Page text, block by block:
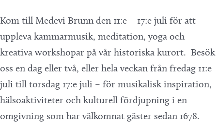
Kom till Medevi Brunn den 11:e – 17:e juli för att
uppleva kammarmusik, meditation, yoga och
kreativa workshopar på vår historiska kurort. Besök
oss en dag eller två, eller hela veckan från fredag 11:e
juli till torsdag 17:e juli – för musikalisk inspiration,
hälsoaktiviteter och kulturell fördjupning i en
omgivning som har välkomnat gäster sedan 1678.